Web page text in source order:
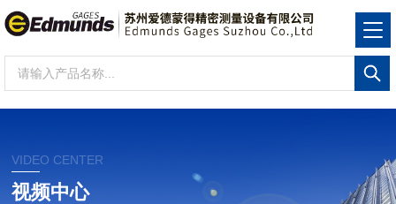
VIDEO CENTER
视频中心